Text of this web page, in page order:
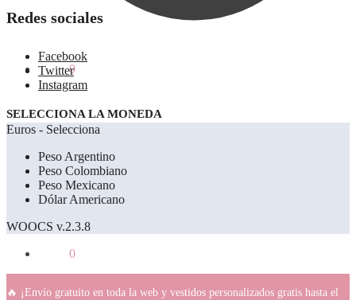
0.00€ 0
Redes sociales
Facebook
Twitter
Instagram
SELECCIONA LA MONEDA
Euros - Selecciona
Peso Argentino
Peso Colombiano
Peso Mexicano
Dólar Americano
WOOCS v.2.3.8
0
🔥 ¡Envío gratuito en toda la web y vestidos personalizados gratis hasta el